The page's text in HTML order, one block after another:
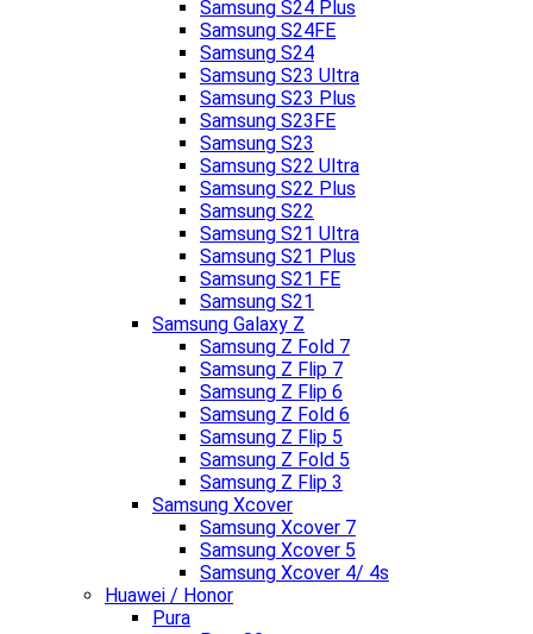
Samsung S24 Plus
Samsung S24FE
Samsung S24
Samsung S23 Ultra
Samsung S23 Plus
Samsung S23FE
Samsung S23
Samsung S22 Ultra
Samsung S22 Plus
Samsung S22
Samsung S21 Ultra
Samsung S21 Plus
Samsung S21 FE
Samsung S21
Samsung Galaxy Z
Samsung Z Fold 7
Samsung Z Flip 7
Samsung Z Flip 6
Samsung Z Fold 6
Samsung Z Flip 5
Samsung Z Fold 5
Samsung Z Flip 3
Samsung Xcover
Samsung Xcover 7
Samsung Xcover 5
Samsung Xcover 4/ 4s
Huawei / Honor
Pura